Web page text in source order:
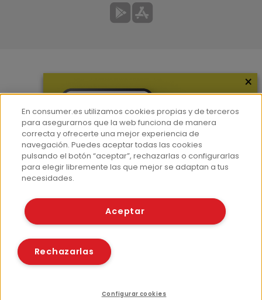
Hemeroteca
Contacto
Prensa
Corpus Lingüístico Consumer
© Fundación EROSKI
Políticas de cookies
×
En consumer.es utilizamos cookies propias y de terceros
para asegurarnos que la web funciona de manera
correcta y ofrecerte una mejor experiencia de
navegación. Puedes aceptar todas las cookies
pulsando el botón “aceptar”, rechazarlas o configurarlas
para elegir libremente las que mejor se adaptan a tus
necesidades.
Aceptar
Rechazarlas
Configurar cookies